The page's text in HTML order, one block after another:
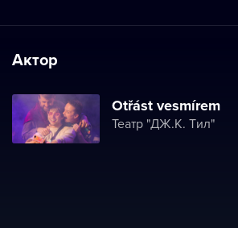
Актор
Otřást vesmírem
Театр "ДЖ.K. Tил"